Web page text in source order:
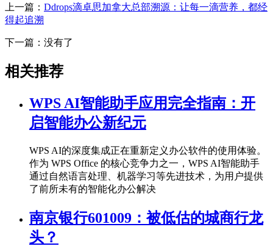
上一篇： Ddrops滴卓思加拿大总部溯源：让每一滴营养，都经
得起追溯
下一篇：没有了
相关推荐
WPS AI智能助手应用完全指南：开
启智能办公新纪元
WPS AI的深度集成正在重新定义办公软件的使用体验。
作为 WPS Office 的核心竞争力之一，WPS AI智能助手
通过自然语言处理、机器学习等先进技术，为用户提供
了前所未有的智能化办公解决
南京银行601009：被低估的城商行龙
头？